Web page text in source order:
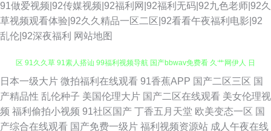
91做爱视频|92传媒视频|92福利网|92福利无码|92九色老师|92久
草视频观看体验|92久久精品一区二区|92看看午夜福利电影|92
乱伦|92深夜福利 网站地图
欧美亚洲另类在线成人 www超碰cn 欧日韩黄网站免费 少妇精品一区二区三
区 91久久草 91素人搭讪 99福利视频导航 国产bbwav免费看 久艹网伊人 日
日本一级大片 微拍福利在线观看 91香蕉APP 国产二区三区 国
产精品性 乱伦种子 美国伦理大片 国产二区在线观看 美女伦理视
频 福利偷拍小视频 91社区国产 丁香五月天堂 欧美变态一区 国
产综合在线观看 国产免费一级片 福利视频资源站 成人午夜在线